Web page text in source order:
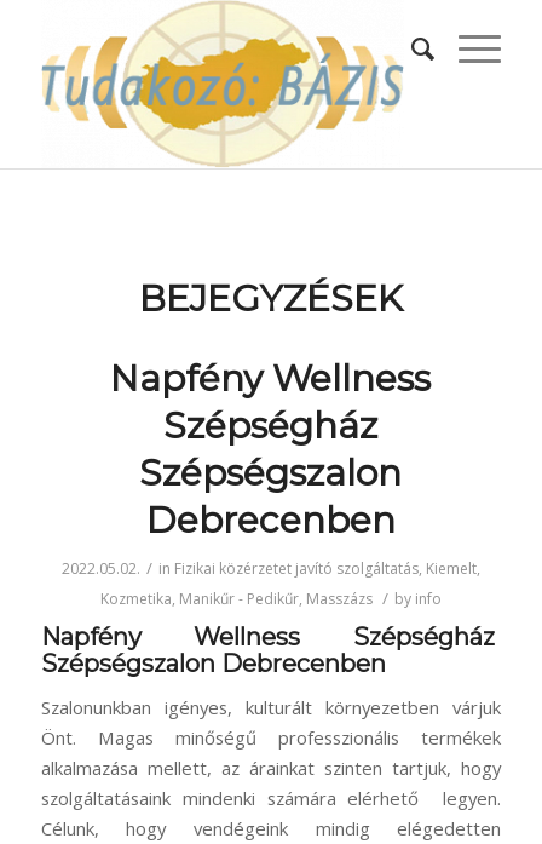
BEJEGYZÉSEK
Napfény Wellness
Szépségház
Szépségszalon
Debrecenben
2022.05.02. / in Fizikai közérzetet javító szolgáltatás, Kiemelt,
Kozmetika, Manikűr - Pedikűr, Masszázs / by info
Napfény Wellness Szépségház
Szépségszalon Debrecenben
Szalonunkban igényes, kulturált környezetben várjuk
Önt. Magas minőségű professzionális termékek
alkalmazása mellett, az árainkat szinten tartjuk, hogy
szolgáltatásaink mindenki számára elérhető legyen.
Célunk, hogy vendégeink mindig elégedetten